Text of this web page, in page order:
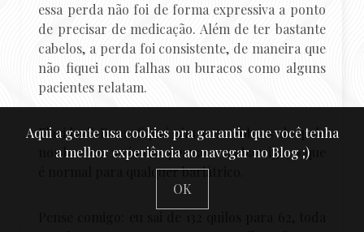
essa perda não foi de forma expressiva a ponto
de precisar de medicação. Além de ter bastante
cabelos, a perda foi consistente, de maneira que
não fiquei com falhas ou buracos como alguns
pacientes relatam.
Flacidez? Bom, fiquei sim com sobras de pele
nos braços, meio das pernas e na barriga, o que
é normal para qualquer bariátrico.
Aqui a gente usa cookies pra garantir que você tenha
a melhor experiência ao navegar no Blog ;)
OK